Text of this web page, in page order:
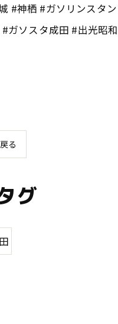
#神栖 #ガソリンスタ
ソスタ成田 #出光
る
グ